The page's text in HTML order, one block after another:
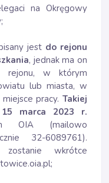
na Okręgowy
jest do rejonu
, jednak ma on
rejonu, w którym
lub miasta, w
pracy. Takiej
marca 2023 r.
OIA (mailowo
32-6089761).
wkrótce